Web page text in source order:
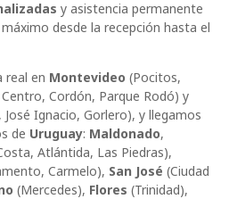
y asistencia permanente
desde la recepción hasta el
real en Montevideo (Pocitos,
Cordón, Parque Rodó) y
José Ignacio, Gorlero), y llegamos
de Uruguay: Maldonado,
Atlántida, Las Piedras),
Carmelo), San José (Ciudad
(Mercedes), Flores (Trinidad),